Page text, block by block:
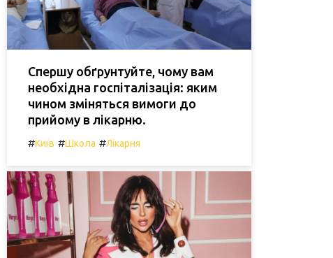
Спершу обґрунтуйте, чому вам
необхідна госпіталізація: яким
чином зміняться вимоги до
прийому в лікарню.
#Київ #Школа #Лікарня